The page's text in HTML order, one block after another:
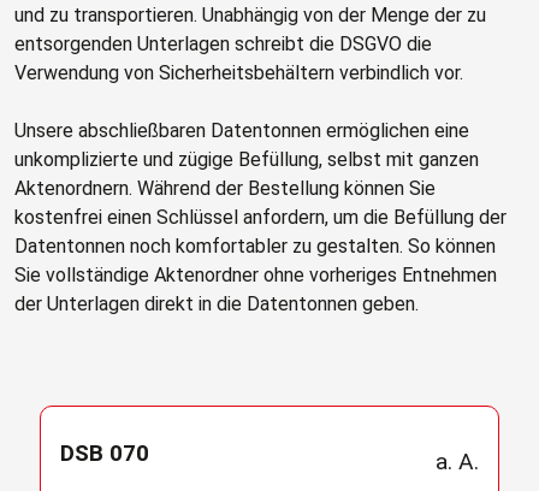
und zu transportieren. Unabhängig von der Menge der zu
entsorgenden Unterlagen schreibt die DSGVO die
Verwendung von Sicherheitsbehältern verbindlich vor.
Unsere abschließbaren Datentonnen ermöglichen eine
unkomplizierte und zügige Befüllung, selbst mit ganzen
Aktenordnern. Während der Bestellung können Sie
kostenfrei einen Schlüssel anfordern, um die Befüllung der
Datentonnen noch komfortabler zu gestalten. So können
Sie vollständige Aktenordner ohne vorheriges Entnehmen
der Unterlagen direkt in die Datentonnen geben.
DSB 070 a. A.